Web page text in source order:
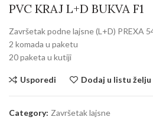
PVC KRAJ L+D BUKVA F1
Završetak podne lajsne (L+D) PREXA
2 komada u paketu
20 paketa u kutiji
Usporedi Dodaj u listu želju
Category: Završetak lajsne